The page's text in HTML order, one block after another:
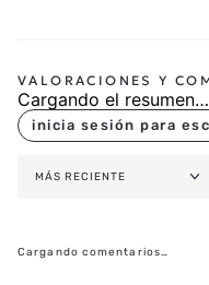
Cargando el resumen…
MÁS RECIENTE
Cargando comentarios…